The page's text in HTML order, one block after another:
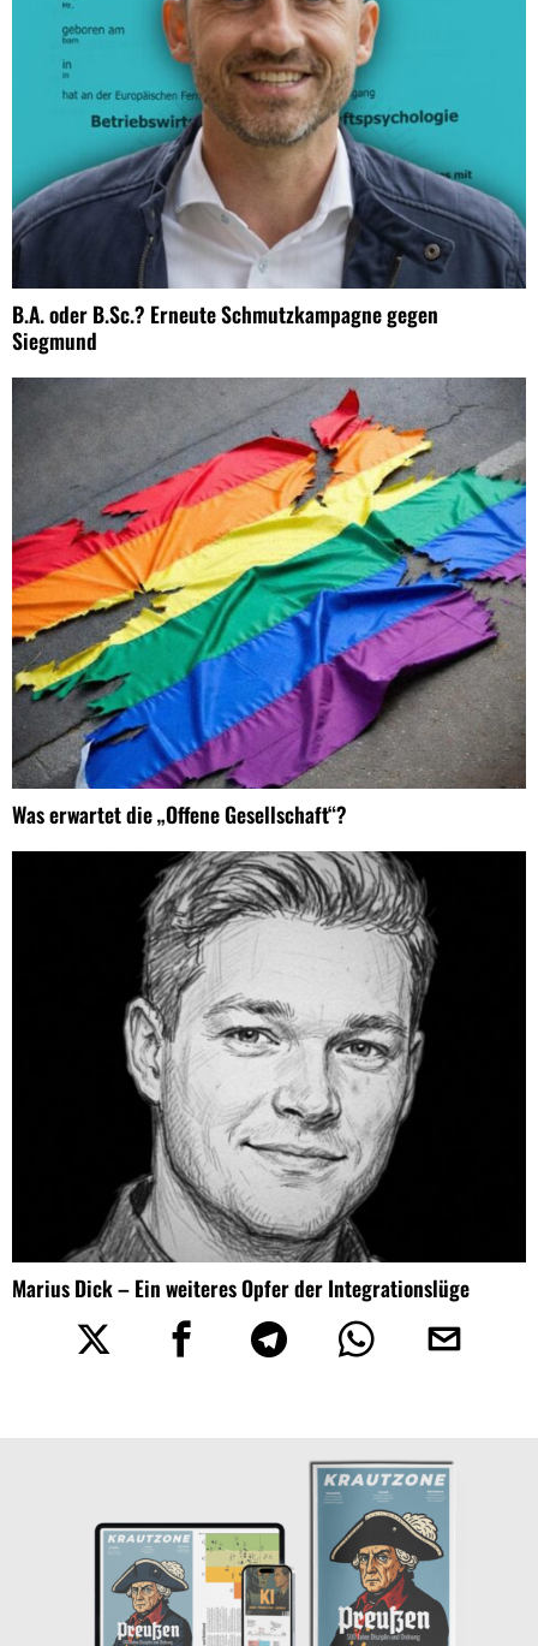
B.A. oder B.Sc.? Erneute Schmutzkampagne gegen
Siegmund
Was erwartet die „Offene Gesellschaft“?
Marius Dick – Ein weiteres Opfer der Integrationslüge